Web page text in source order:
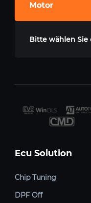
Motor
Bitte wählen Sie
Ecu Solution
Chip Tuning
DPF Off